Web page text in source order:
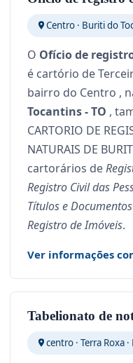
Centro · Buriti do
O Ofício de
é cartório de
bairro do Centro ,
Tocantins - TO ,
CARTORIO DE
NATURAIS DE
cartorários de
Registro Civil das
Títulos e
Registro de Imóveis.
Ver informações
Tabelionato de
centro · Terra Roxa ·